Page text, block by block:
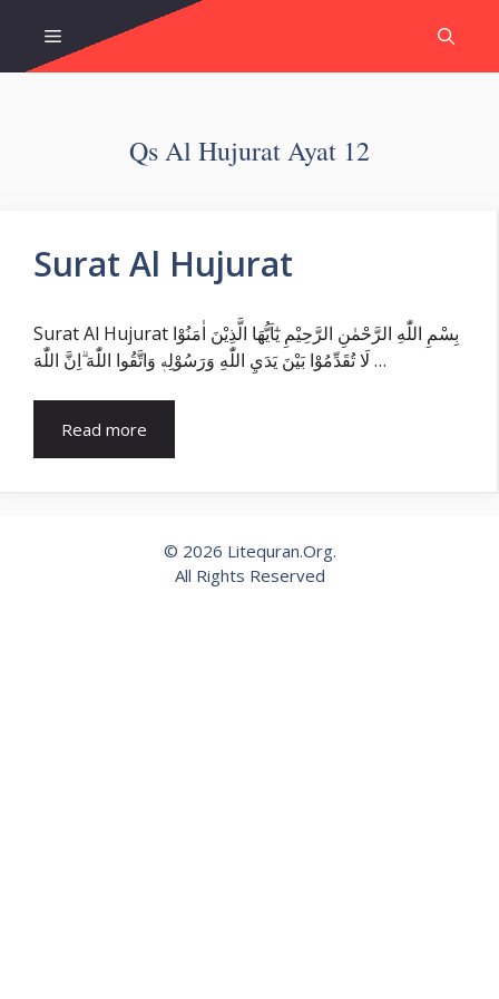
content
Menu
Qs Al Hujurat Ayat 12
Surat Al Hujurat
Surat Al Hujurat بِسْمِ اللّٰهِ الرَّحْمٰنِ الرَّحِيْمِ يٰٓاَيُّهَا الَّذِيْنَ اٰمَنُوْا
لَا تُقَدِّمُوْا بَيْنَ يَدَيِ اللّٰهِ وَرَسُوْلِهٖ وَاتَّقُوا اللّٰهَ ۗاِنَّ اللّٰهَ …
Read more
© 2026 Litequran.Org.
All Rights Reserved